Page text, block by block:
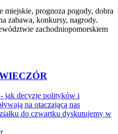
miejskie, prognoza pogody, dobra
zabawa, konkursy, nagrody.
zachodniopomorskiem
jak decyzje polityków i
na otaczającą nas
do czwartku dyskutujemy w